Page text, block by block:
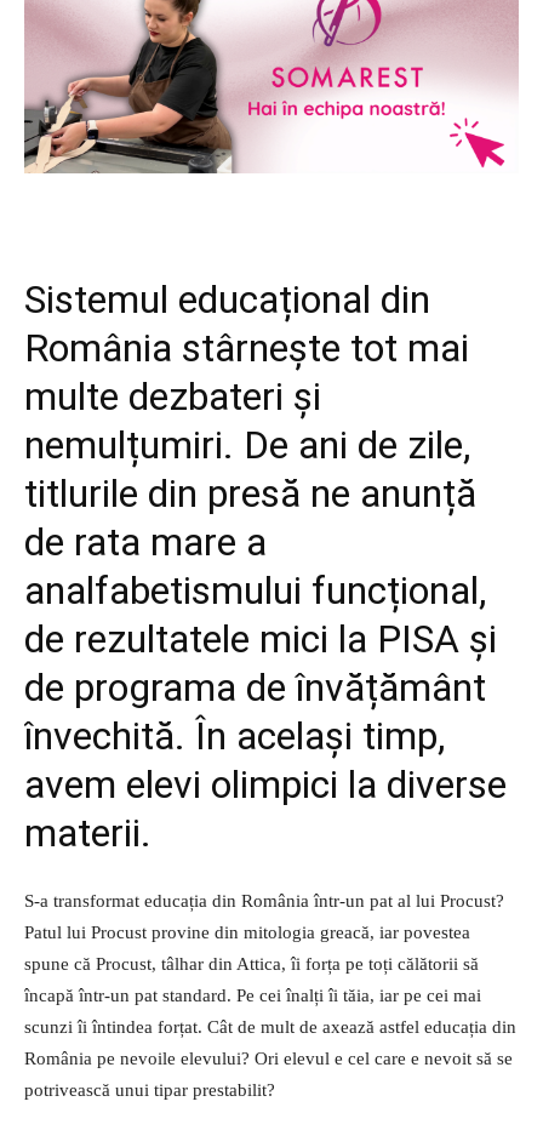
Sistemul educațional din
România stârnește tot mai
multe dezbateri și
nemulțumiri. De ani de zile,
titlurile din presă ne anunță
de rata mare a
analfabetismului funcțional,
de rezultatele mici la PISA și
de programa de învățământ
învechită. În același timp,
avem elevi olimpici la diverse
materii.
S-a transformat educația din România într-un pat al lui Procust?
Patul lui Procust provine din mitologia greacă, iar povestea
spune că Procust, tâlhar din Attica, îi forța pe toți călătorii să
încapă într-un pat standard. Pe cei înalți îi tăia, iar pe cei mai
scunzi îi întindea forțat. Cât de mult de axează astfel educația din
România pe nevoile elevului? Ori elevul e cel care e nevoit să se
potrivească unui tipar prestabilit?